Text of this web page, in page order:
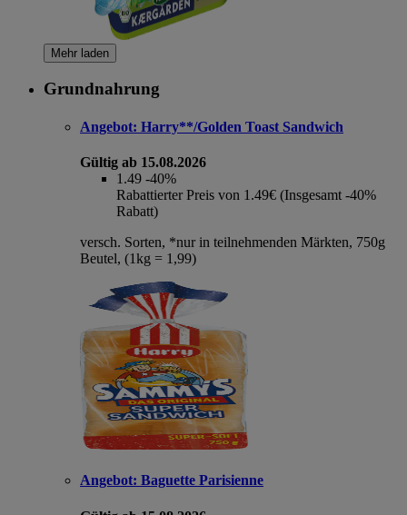
Mehr laden
Grundnahrung
Angebot: Harry**/Golden Toast Sandwich
Gültig ab 15.08.2026
1.49 -40%
Rabattierter Preis von 1.49€ (Insgesamt -40%
Rabatt)
versch. Sorten, *nur in teilnehmenden Märkten, 750g
Beutel, (1kg = 1,99)
Angebot: Baguette Parisienne